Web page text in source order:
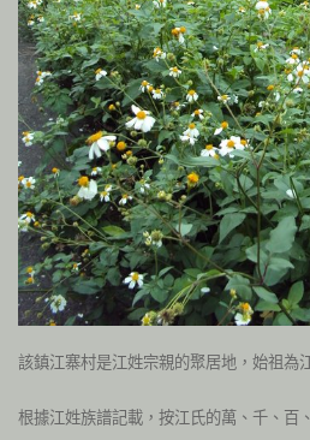
該鎮江寨村是江姓宗親的聚居地，始祖為
根據江姓族譜記載，按江氏的萬、千、百